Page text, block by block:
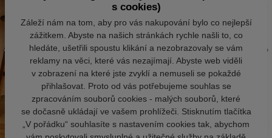
s cookies)
Záleží nám na tom, aby pro vás nakupování bylo co nejlepší
zážitkem. Abyste na našich stránkách rychle našli to, co
hledáte, ušetřili spoustu klikání a nezobrazovaly se vám
reklamy na věci, které vás nezajímají. Abyste web viděli
v zobrazení na které jste zvyklí a nemuseli se pokaždé
přihlašovat. Proto od vás potřebujeme souhlas se
zpracováním souborů cookies - malých souborů, které
se dočasně ukládají ve vašem prohlížeči. Stisknutím tlačítka
„V pořádku“ souhlasíte s nastavením cookies tak, abychom